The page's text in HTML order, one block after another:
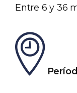
Entre 6 y 36